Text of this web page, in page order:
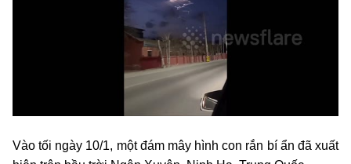
Vào tối ngày 10/1, một đám mây hình con rắn bí ẩn đã xuất